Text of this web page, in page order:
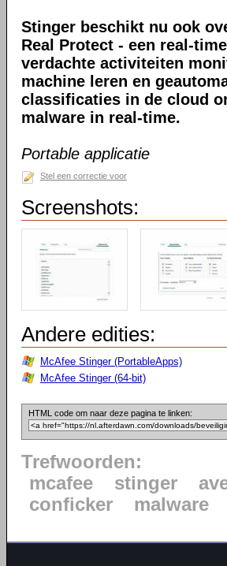
Stinger beschikt nu ook
Real Protect - een real-
verdachte activiteiten
machine leren en
classificaties in de cloud
malware in real-time.
Portable applicatie
Stel een correctie voor
Screenshots:
Andere edities:
McAfee Stinger (PortableApps)
McAfee Stinger (64-bit)
HTML code om naar deze pagina te linken:
Trefwoorden:
mcafee
stinger
conficker
malware